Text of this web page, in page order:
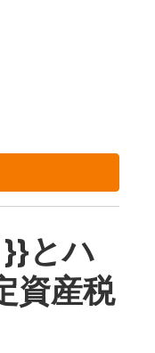
とハ
資産税